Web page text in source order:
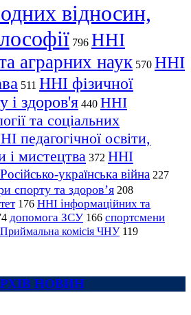
відносин,
796 ННІ
аграрних наук 570 ННІ
511 ННІ фізичної
і здоров'я 440 ННІ
та соціальних
педагогічної освіти,
і мистецтва 372 ННІ
Російсько-українська війна 227
спорту та здоров’я 208
176 ННІ інформаційних та
допомога ЗСУ 166 спортсмени
Приймальна комісія ЧНУ 119
НОВИН